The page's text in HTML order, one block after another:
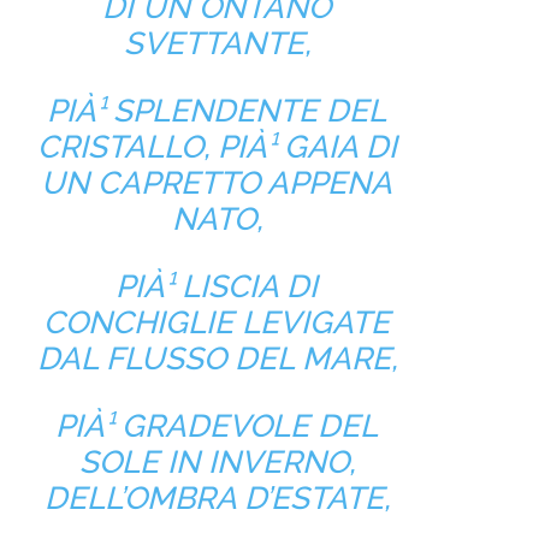
SVETTANTE,
PIÀ¹ SPLENDENTE DEL
CRISTALLO, PIÀ¹ GAIA DI
UN CAPRETTO APPENA
NATO,
PIÀ¹ LISCIA DI
CONCHIGLIE LEVIGATE
DAL FLUSSO DEL MARE,
PIÀ¹ GRADEVOLE DEL
SOLE IN INVERNO,
DELL’OMBRA D’ESTATE,